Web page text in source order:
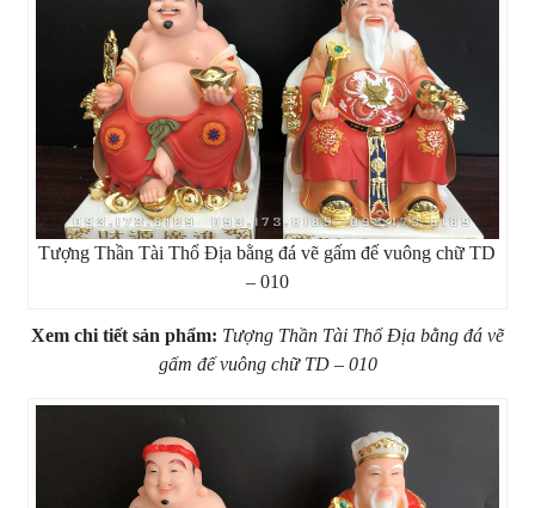
Tượng Thần Tài Thổ Địa bằng đá vẽ gấm đế vuông chữ TD
– 010
Xem chi tiết sản phẩm: Tượng Thần Tài Thổ Địa bằng đá vẽ
gấm đế vuông chữ TD – 010